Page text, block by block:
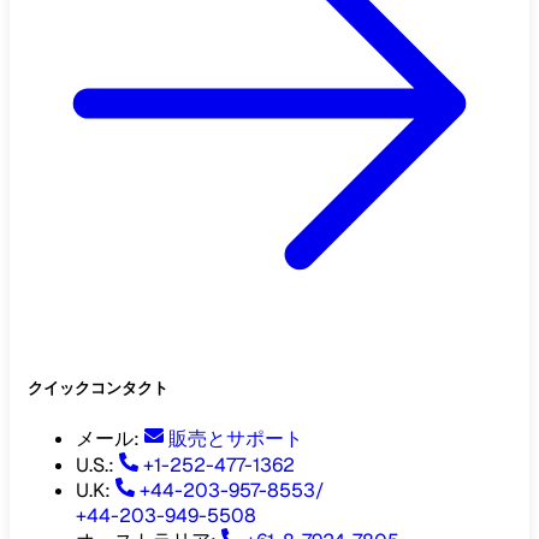
クイックコンタクト
メール:
販売とサポート
U.S.:
+1-252-477-1362
U.K:
+44-203-957-8553/
+44-203-949-5508